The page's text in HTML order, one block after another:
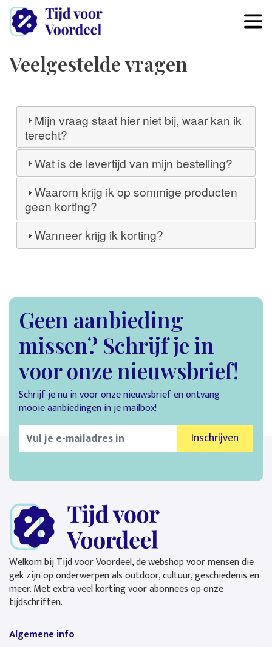
Veelgestelde vragen
Mijn vraag staat hier niet bij, waar kan ik
terecht?
Wat is de levertijd van mijn bestelling?
Waarom krijg ik op sommige producten
geen korting?
Wanneer krijg ik korting?
Geen aanbieding
missen? Schrijf je in
voor onze nieuwsbrief!
Schrijf je nu in voor onze nieuwsbrief en ontvang
mooie aanbiedingen in je mailbox!
Inschrijven
Welkom bij Tijd voor Voordeel, de webshop voor mensen die
gek zijn op onderwerpen als outdoor, cultuur, geschiedenis en
meer. Met extra veel korting voor abonnees op onze
tijdschriften.
Algemene info